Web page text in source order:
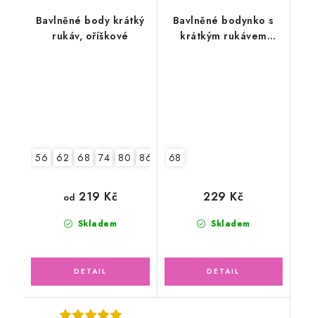
Bavlněné body krátký
rukáv, oříškové
56 62 68 74 80 86 92
Skladem
od 219 Kč
Bavlněné bodynko s
krátkým rukávem
68
Skladem
229 Kč